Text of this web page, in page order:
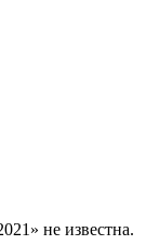
не известна.